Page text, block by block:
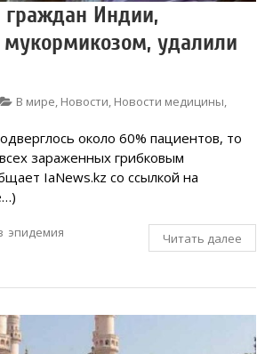
Индии,
удалили
В мире, Новости, Новости медицины,
около 60% пациентов, то
зараженных грибковым
IaNews.kz со ссылкой на
эпидемия Читать далее